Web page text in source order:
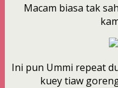
Macam biasa tak
Ini pun Ummi repeat
kuey tiaw